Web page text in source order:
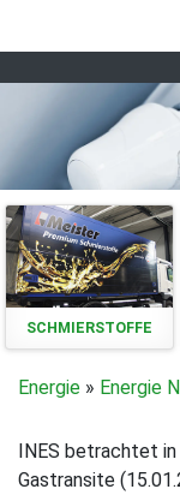
SCHMIERSTOFFE
Energie » Energie
INES betrachtet in
Gastransite